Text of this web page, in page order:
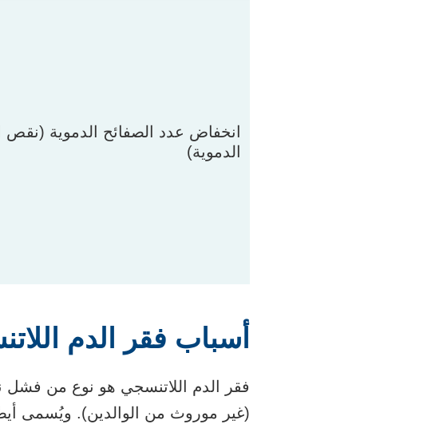
انخفاض عدد الصفائح الدموية (نقص
الدموية)
أسباب فقر الدم
فقر الدم اللاتنسجي هو نوع من فشل
(غير موروث من الوالدين). ويُسمى